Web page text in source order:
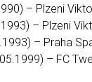
– Plzeni
– Plzeni
– Praha
– FC